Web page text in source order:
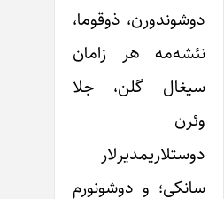
دوشوندورن، ذوقوما،
نئشه‌مه هر زامان
سیغال گلن، جلا
وئرن
دوستلاریمدیرلار
سانکی؛ و دوشونورم